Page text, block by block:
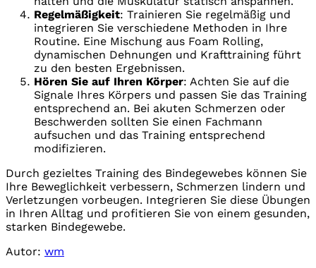
Regelmäßigkeit: Trainieren Sie regelmäßig und
integrieren Sie verschiedene Methoden in Ihre
Routine. Eine Mischung aus Foam Rolling,
dynamischen Dehnungen und Krafttraining führt
zu den besten Ergebnissen.
Hören Sie auf Ihren Körper: Achten Sie auf die
Signale Ihres Körpers und passen Sie das Training
entsprechend an. Bei akuten Schmerzen oder
Beschwerden sollten Sie einen Fachmann
aufsuchen und das Training entsprechend
modifizieren.
Durch gezieltes Training des Bindegewebes können Sie
Ihre Beweglichkeit verbessern, Schmerzen lindern und
Verletzungen vorbeugen. Integrieren Sie diese Übungen
in Ihren Alltag und profitieren Sie von einem gesunden,
starken Bindegewebe.
Autor: wm